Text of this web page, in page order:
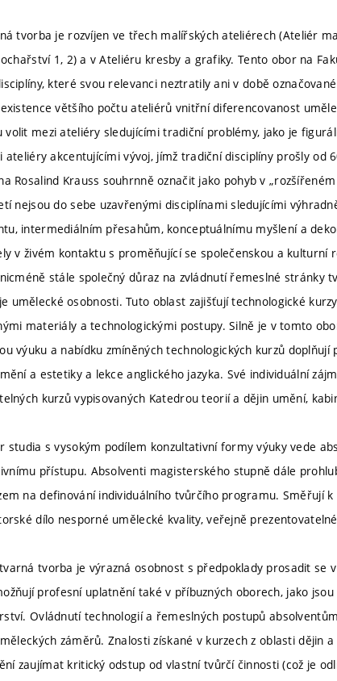
tvorba je rozvíjen ve třech malířských ateliérech (Ateliér
1, 2) a v Ateliéru kresby a grafiky. Tento obor na
které svou relevanci neztratily ani v době
většího počtu ateliérů vnitřní diferencovanost
volit mezi ateliéry sledujícími tradiční problémy, jako je
ateliéry akcentujícími vývoj, jímž tradiční disciplíny prošly od
Rosalind Krauss souhrnně označit jako pohyb v
nejsou do sebe uzavřenými disciplínami sledujícími
intermediálním přesahům, konceptuálnímu myšlení a
v živém kontaktu s proměňující se společenskou a kulturní
stále společný důraz na zvládnutí řemeslné stránky
umělecké osobnosti. Tuto oblast zajišťují technologické
materiály a technologickými postupy. Silně je v tomto
výuku a nabídku zmíněných technologických kurzů doplňují
a estetiky a lekce anglického jazyka. Své individuální
kurzů vypisovaných Katedrou teorií a dějin umění,
studia s vysokým podílem konzultativní formy výuky vede
přístupu. Absolventi magisterského stupně dále
na definování individuálního tvůrčího programu. Směřují
dílo nesporné umělecké kvality, veřejně
tvorba je výrazná osobnost s předpoklady prosadit se
profesní uplatnění také v příbuzných oborech, jako
Ovládnutí technologií a řemeslných postupů
záměrů. Znalosti získané v kurzech z oblasti dějin
zaujímat kritický odstup od vlastní tvůrčí činnosti (což je